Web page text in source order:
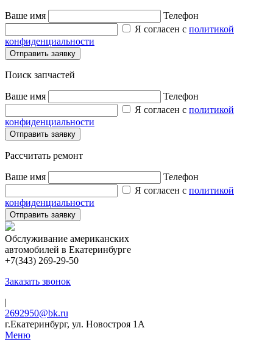
Ваше имя
Телефон
Я согласен с политикой
конфиденциальности
Поиск запчастей
Ваше имя
Телефон
Я согласен с политикой
конфиденциальности
Рассчитать ремонт
Ваше имя
Телефон
Я согласен с политикой
конфиденциальности
Обслуживание американских
автомобилей в Екатеринбурге
+7(343) 269-29-50
Заказать звонок
|
2692950@bk.ru
г.Екатеринбург, ул. Новостроя 1А
Меню